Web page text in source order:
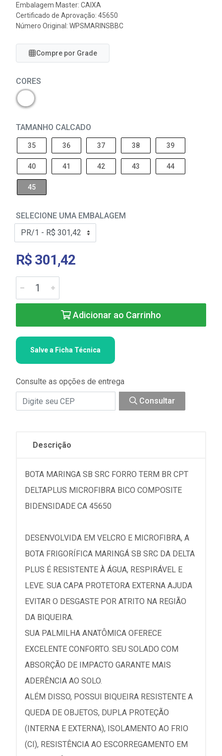
Embalagem Master: CAIXA
Certificado de Aprovação: 45650
Número Original: WPSMARINSBBC
Compre por Grade
CORES
TAMANHO CALCADO
35 36 37 38 39
40 41 42 43 44
45
SELECIONE UMA EMBALAGEM
R$ 301,42
Adicionar ao Carrinho
Salve a Ficha Técnica
Consulte as opções de entrega
Consultar
Descrição
BOTA MARINGA SB SRC FORRO TERM BR CPT
DELTAPLUS MICROFIBRA BICO COMPOSITE
BIDENSIDADE CA 45650
DESENVOLVIDA EM VELCRO E MICROFIBRA, A
BOTA FRIGORÍFICA MARINGÁ SB SRC DA DELTA
PLUS É RESISTENTE À ÁGUA, RESPIRÁVEL E
LEVE. SUA CAPA PROTETORA EXTERNA AJUDA
EVITAR O DESGASTE POR ATRITO NA REGIÃO
DA BIQUEIRA.
SUA PALMILHA ANATÔMICA OFERECE
EXCELENTE CONFORTO. SEU SOLADO COM
ABSORÇÃO DE IMPACTO GARANTE MAIS
ADERÊNCIA AO SOLO.
ALÉM DISSO, POSSUI BIQUEIRA RESISTENTE A
QUEDA DE OBJETOS, DUPLA PROTEÇÃO
(INTERNA E EXTERNA), ISOLAMENTO AO FRIO
(CI), RESISTÊNCIA AO ESCORREGAMENTO EM